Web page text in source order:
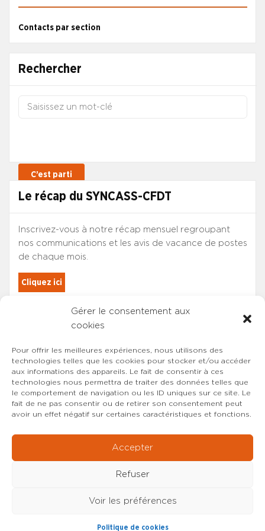
Gérer le consentement aux
cookies
Pour offrir les meilleures expériences, nous utilisons des
technologies telles que les cookies pour stocker et/ou accéder
aux informations des appareils. Le fait de consentir à ces
technologies nous permettra de traiter des données telles que
le comportement de navigation ou les ID uniques sur ce site. Le
fait de ne pas consentir ou de retirer son consentement peut
avoir un effet négatif sur certaines caractéristiques et fonctions.
Accepter
Refuser
Voir les préférences
Politique de cookies
Contacts par section
Rechercher
Le récap du SYNCASS-CFDT
Inscrivez-vous à notre récap mensuel regroupant
nos communications et les avis de vacance de postes
de chaque mois.
Cliquez ici
Les adhérents du SYNCASS-CFDT
sont automatiquement inscrits.